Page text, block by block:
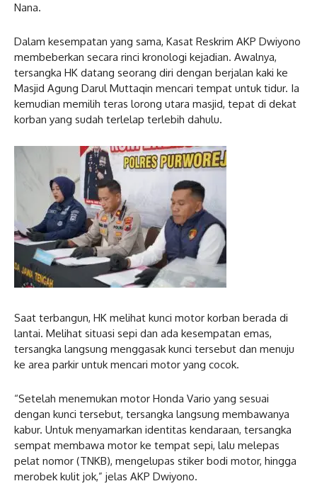
Nana.
Dalam kesempatan yang sama, Kasat Reskrim AKP Dwiyono
membeberkan secara rinci kronologi kejadian. Awalnya,
tersangka HK datang seorang diri dengan berjalan kaki ke
Masjid Agung Darul Muttaqin mencari tempat untuk tidur. Ia
kemudian memilih teras lorong utara masjid, tepat di dekat
korban yang sudah terlelap terlebih dahulu.
Saat terbangun, HK melihat kunci motor korban berada di
lantai. Melihat situasi sepi dan ada kesempatan emas,
tersangka langsung menggasak kunci tersebut dan menuju
ke area parkir untuk mencari motor yang cocok.
“Setelah menemukan motor Honda Vario yang sesuai
dengan kunci tersebut, tersangka langsung membawanya
kabur. Untuk menyamarkan identitas kendaraan, tersangka
sempat membawa motor ke tempat sepi, lalu melepas
pelat nomor (TNKB), mengelupas stiker bodi motor, hingga
merobek kulit jok,” jelas AKP Dwiyono.